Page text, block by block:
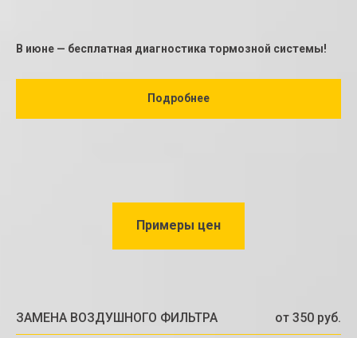
В июне — бесплатная диагностика тормозной системы!
Подробнее
Примеры цен
ЗАМЕНА ВОЗДУШНОГО ФИЛЬТРА от 350 руб.